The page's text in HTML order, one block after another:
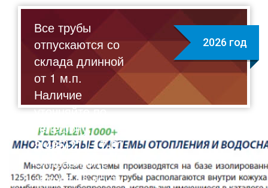
Все трубы
отпускаются со
склада длинной
от 1 м.п.
Наличие
уточняйте по
телефону:
8(495)211-17-01
Отправляйте
запрос на почту:
2026 год